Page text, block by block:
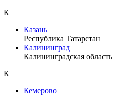
К
Казань
Республика Татарстан
Калининград
Калининградская область
К
Кемерово